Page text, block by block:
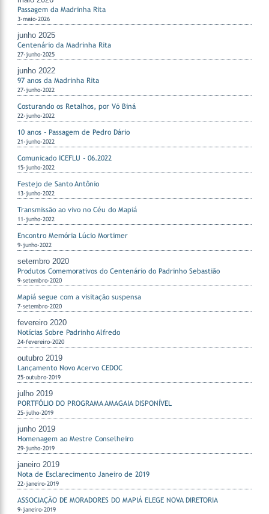
Passagem da Madrinha Rita
3-maio-2026
junho 2025
Centenário da Madrinha Rita
27-junho-2025
junho 2022
97 anos da Madrinha Rita
27-junho-2022
Costurando os Retalhos, por Vó Biná
22-junho-2022
10 anos - Passagem de Pedro Dário
21-junho-2022
Comunicado ICEFLU - 06.2022
15-junho-2022
Festejo de Santo Antônio
13-junho-2022
Transmissão ao vivo no Céu do Mapiá
11-junho-2022
Encontro Memória Lúcio Mortimer
9-junho-2022
setembro 2020
Produtos Comemorativos do Centenário do Padrinho Sebastião
9-setembro-2020
Mapiá segue com a visitação suspensa
7-setembro-2020
fevereiro 2020
Notícias Sobre Padrinho Alfredo
24-fevereiro-2020
outubro 2019
Lançamento Novo Acervo CEDOC
25-outubro-2019
julho 2019
PORTFÓLIO DO PROGRAMA AMAGAIA DISPONÍVEL
25-julho-2019
junho 2019
Homenagem ao Mestre Conselheiro
29-junho-2019
janeiro 2019
Nota de Esclarecimento Janeiro de 2019
22-janeiro-2019
ASSOCIAÇÃO DE MORADORES DO MAPIÁ ELEGE NOVA DIRETORIA
9-janeiro-2019